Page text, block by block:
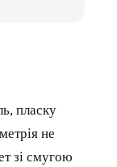
пласку
не
зі смугою